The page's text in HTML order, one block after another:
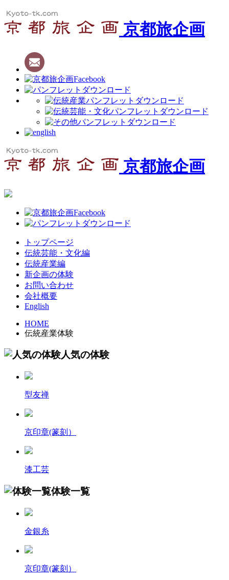
京都旅企画
京都旅企画
トップページ
伝統芸能・文化編
伝統産業編
新企画の体験
お問い合わせ
会社概要
English
HOME
伝統産業体験
人気の体験
型友禅
京印章(篆刻）
漆工芸
体験一覧
金銀糸
京印章(篆刻）